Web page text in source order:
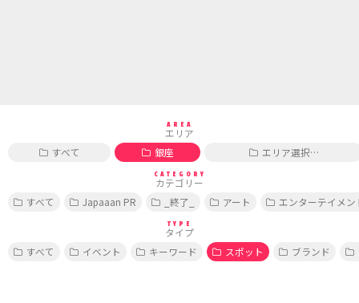
AREA
エリア
すべて
銀座 エリア選択…
CATEGORY
カテゴリー
すべて
Japaaan PR _終了_ アート エンターテイメン
TYPE
タイプ
すべて
イベント キーワード スポット ブランド